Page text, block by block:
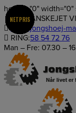
height="0"
Hop
til
indholdet
100% DANSKEJET
info@jongshoej-
RING:58 54 72 76
Man – Fre: 07.30 –
NETPRIS
NETPRIS
NETPRIS
NETPRIS
NETPRIS
SPAR 6%
SPAR 9%
NETPRIS
NETPRIS
SPAR 7%
NETPRIS
NETPRIS
NETPRIS
SPAR 8%
NETPRIS
NETPRIS
SPAR 9%
NETPRIS
NETPRIS
SPAR 5%
SPAR 9%
SPAR 9%
NETPRIS
NETPRIS
NETPRIS
SPAR 10%
NETPRIS
SPAR 10%
NETPRIS